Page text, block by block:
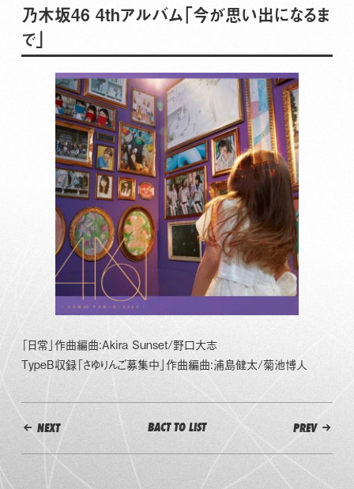
乃木坂46 4thアルバム「今が思い出になるま
で」
「日常」作曲編曲:Akira Sunset/野口大志
TypeB収録「さゆりんご募集中」作曲編曲:浦島健太/菊池博人
NEXT BACT TO LIST PREV